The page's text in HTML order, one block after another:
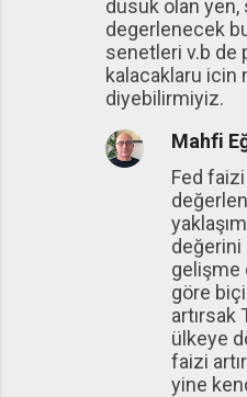
dusuk olan yen,
degerlenecek
senetleri v.b de
kalacaklaru icin
diyebilirmiyiz.
Mahfi
Fed
değerini
gelişme
göre
artırsak
ülkeye
faizi
yine